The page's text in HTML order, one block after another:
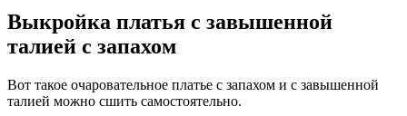
Выкройка платья с завышенной
талией с запахом
Вот такое очаровательное платье с запахом и с завышенной
талией можно сшить самостоятельно.